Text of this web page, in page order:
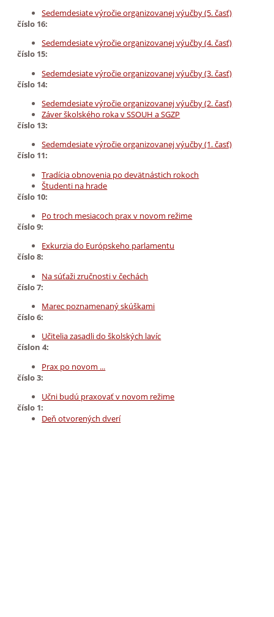
Sedemdesiate výročie organizovanej výučby (5. časť)
číslo 16:
Sedemdesiate výročie organizovanej výučby (4. časť)
číslo 15:
Sedemdesiate výročie organizovanej výučby (3. časť)
číslo 14:
Sedemdesiate výročie organizovanej výučby (2. časť)
Záver školského roka v SSOUH a SGZP
číslo 13:
Sedemdesiate výročie organizovanej výučby (1. časť)
číslo 11:
Tradícia obnovenia po devätnástich rokoch
Študenti na hrade
číslo 10:
Po troch mesiacoch prax v novom režime
číslo 9:
Exkurzia do Európskeho parlamentu
číslo 8:
Na súťaži zručnosti v čechách
číslo 7:
Marec poznamenaný skúškami
číslo 6:
Učitelia zasadli do školských lavíc
číslon 4:
Prax po novom ...
číslo 3:
Učni budú praxovať v novom režime
číslo 1:
Deň otvorených dverí